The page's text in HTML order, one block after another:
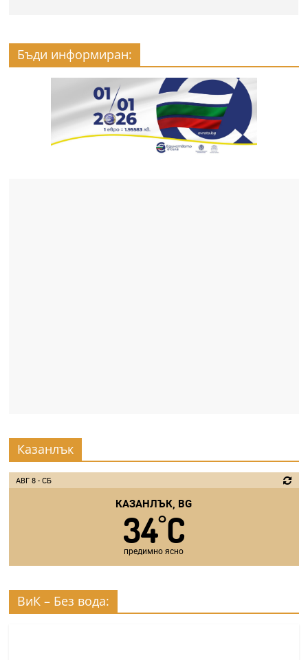
Бъди информиран:
Казанлък
АВГ 8 - СБ
КАЗАНЛЪК, BG
34°C
предимно ясно
ВиК – Без вода: